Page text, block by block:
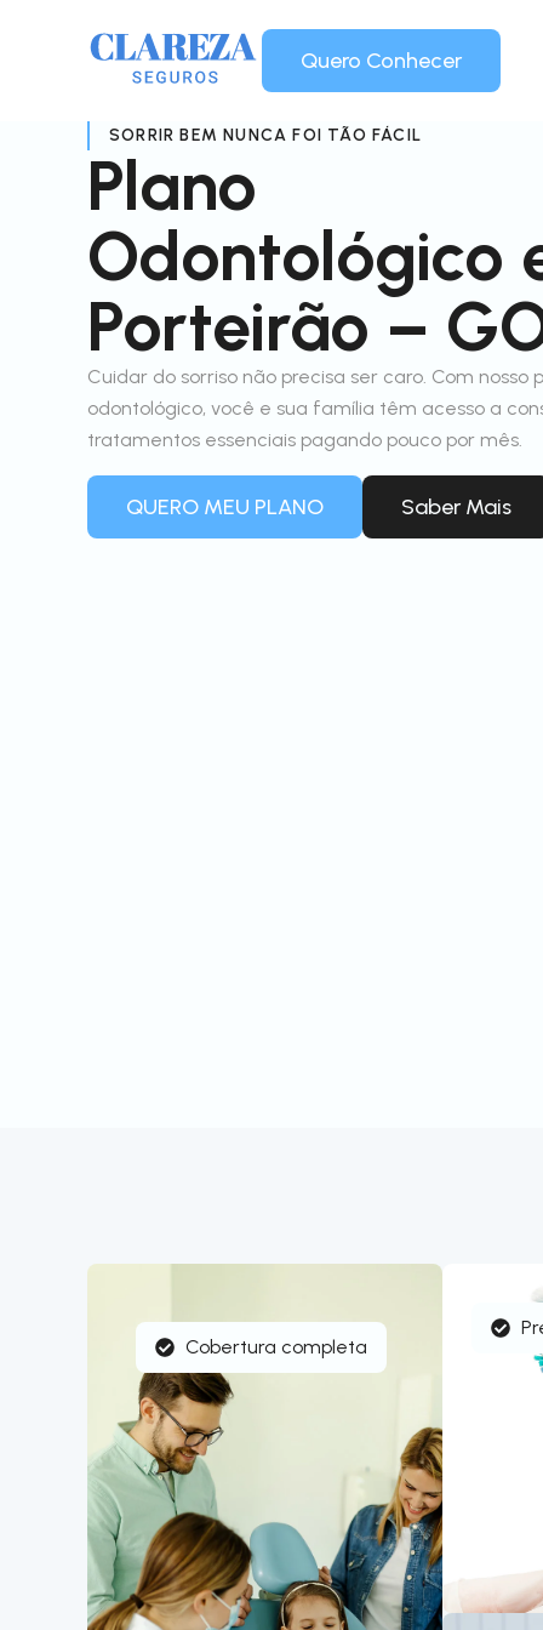
Quero Conhecer
SORRIR BEM NUNCA FOI TÃO FÁCIL
Plano
Odontológico
Porteirão –
Cuidar do sorriso não precisa ser caro. Com nosso
odontológico, você e sua família têm acesso a
tratamentos essenciais pagando pouco por mês.
QUERO MEU PLANO Saber Mais
Cobertura completa